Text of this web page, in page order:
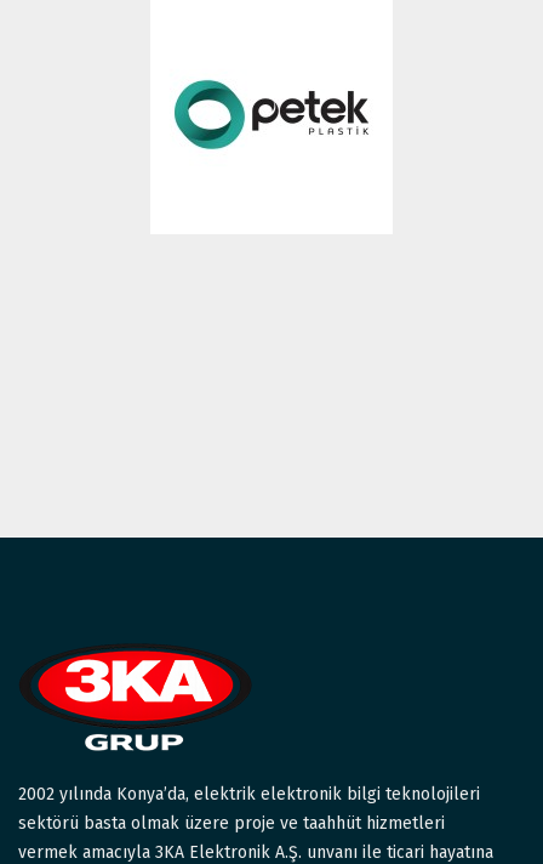
2002 yılında Konya’da, elektrik elektronik bilgi teknolojileri
sektörü basta olmak üzere proje ve taahhüt hizmetleri
vermek amacıyla 3KA Elektronik A.Ş. unvanı ile ticari hayatına